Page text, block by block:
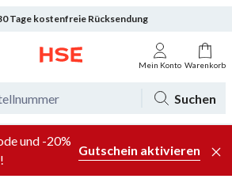
Tage kostenfreie Rücksendung
Tagesaktuelle Angebote
Mein Konto Warenkorb
Suchen
und -20%
Gutschein aktivieren